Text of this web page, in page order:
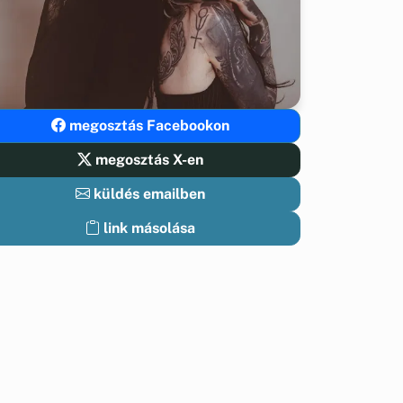
megosztás Facebookon
megosztás X-en
küldés emailben
link másolása